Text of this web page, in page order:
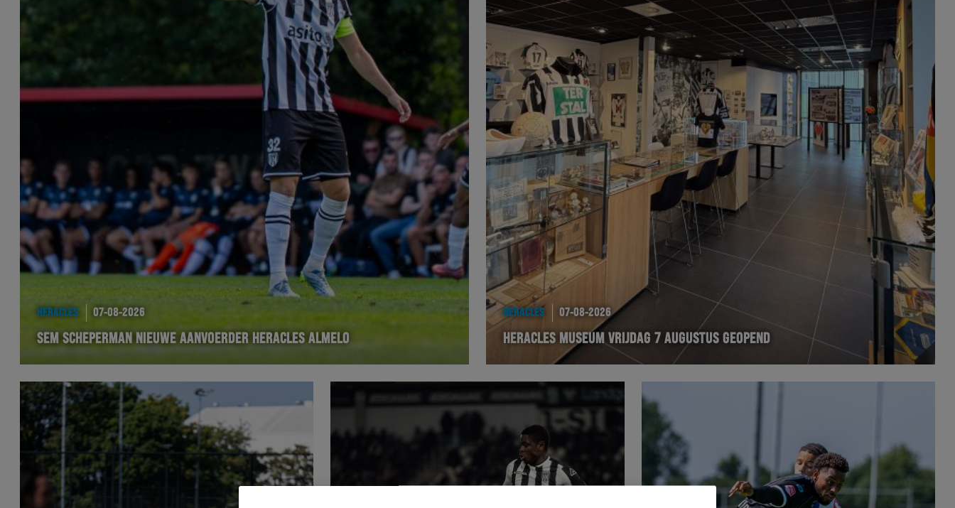
HERACLES 07-08-2026
SEM SCHEPERMAN NIEUWE AANVOERDER HERACLES ALMELO
HERACLES 07-08-2026
HERACLES MUSEUM VRIJDAG 7 AUGUSTUS GEOPEND